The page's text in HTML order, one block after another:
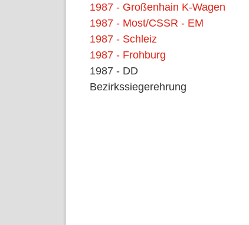
überspringen
1987 - Großenhain K-Wagen
1987 - Most/CSSR - EM
1987 - Schleiz
1987 - Frohburg
1987 - DD
Bezirkssiegerehrung